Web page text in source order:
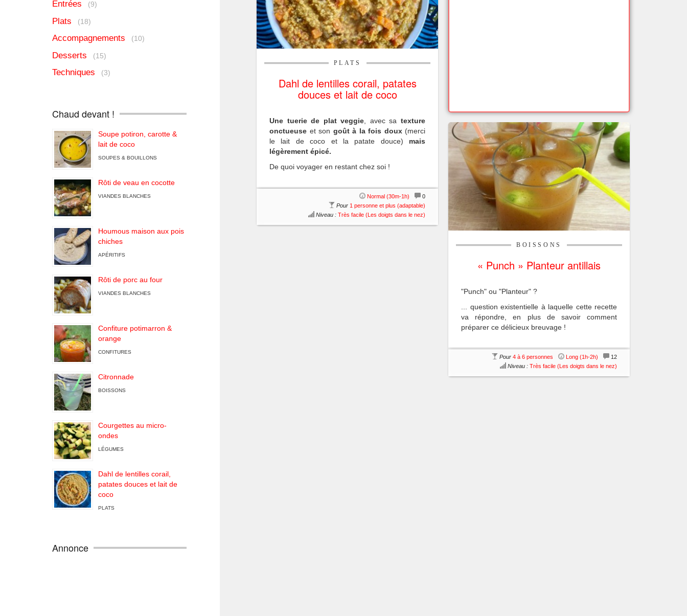
PLATS
Dahl de lentilles corail, patates
douces et lait de coco
Une tuerie de plat veggie , avec satexture
onctueuse et son goût à la fois doux(merci
le lait de coco et la patate douce) mais
légèrement épicé.
De quoi voyager en restant chez soi !
0
Normal (30m-1h)
Pour 1 personne et plus (adaptable)
Niveau : Très facile (Les doigts dans le nez)
BOISSONS
« Punch » Planteur antillais
"Punch" ou "Planteur" ?
... question existentielle à laquelle cette recette
va répondre, en plus de savoir comment
préparer ce délicieux breuvage !
12
Long (1h-2h)
Pour 4 à 6 personnes
Niveau : Très facile (Les doigts dans le nez)
Entrées (9)
Plats (18)
Accompagnements (10)
Desserts (15)
Techniques (3)
Chaud devant !
Soupe potiron, carotte &
lait de coco
SOUPES & BOUILLONS
Rôti de veau en cocotte
VIANDES BLANCHES
Houmous maison aux pois
chiches
APÉRITIFS
Rôti de porc au four
VIANDES BLANCHES
Confiture potimarron &
orange
CONFITURES
Citronnade
BOISSONS
Courgettes au micro-
ondes
LÉGUMES
Dahl de lentilles corail,
patates douces et lait de
coco
PLATS
Annonce